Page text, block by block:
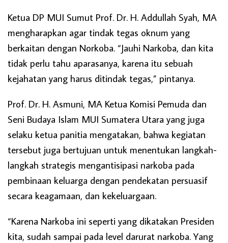
Ketua DP MUI Sumut Prof. Dr. H. Addullah Syah, MA
mengharapkan agar tindak tegas oknum yang
berkaitan dengan Norkoba. “Jauhi Narkoba, dan kita
tidak perlu tahu aparasanya, karena itu sebuah
kejahatan yang harus ditindak tegas,” pintanya.
Prof. Dr. H. Asmuni, MA Ketua Komisi Pemuda dan
Seni Budaya Islam MUI Sumatera Utara yang juga
selaku ketua panitia mengatakan, bahwa kegiatan
tersebut juga bertujuan untuk menentukan langkah-
langkah strategis mengantisipasi narkoba pada
pembinaan keluarga dengan pendekatan persuasif
secara keagamaan, dan kekeluargaan.
“Karena Narkoba ini seperti yang dikatakan Presiden
kita, sudah sampai pada level darurat narkoba. Yang